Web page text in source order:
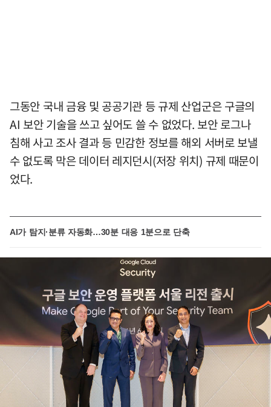
그동안 국내 금융 및 공공기관 등 규제 산업군은 구글의
AI 보안 기술을 쓰고 싶어도 쓸 수 없었다. 보안 로그나
침해 사고 조사 결과 등 민감한 정보를 해외 서버로 보낼
수 없도록 막은 데이터 레지던시(저장 위치) 규제 때문이
었다.
AI가 탐지·분류 자동화…30분 대응 1분으로 단축